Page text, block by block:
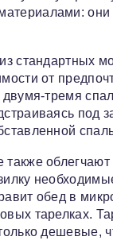
они
стандартных
от
тремя
обед в
тарелках.
дешевые,